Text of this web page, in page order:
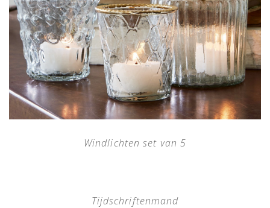
Windlichten set van 5
Tijdschriftenmand